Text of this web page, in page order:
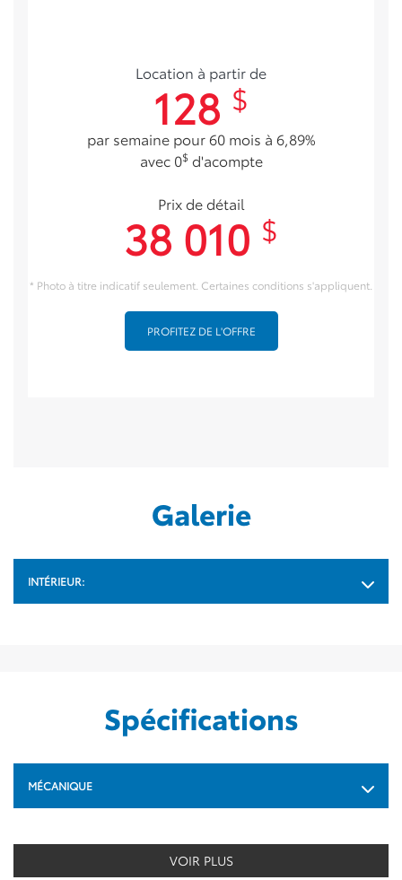
Galerie
INTÉRIEUR:
Spécifications
MÉCANIQUE
VOIR PLUS
Location à partir de
128 $
par semaine pour 60 mois à 6,89%
avec 0$d'acompte
Prix de détail
38 010 $
* Photo à titre indicatif seulement. Certaines conditions s'appliquent.
PROFITEZ DE L'OFFRE